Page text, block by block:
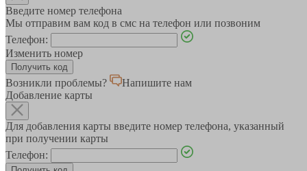
Введите номер телефона
Мы отправим вам код в смс на телефон или позвоним
Телефон:
Изменить номер
Возникли проблемы?
Напишите нам
Добавление карты
Для добавления карты введите номер телефона, указанный
при получении карты
Телефон: